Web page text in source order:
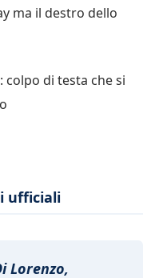
ma il destro dello
colpo di testa che si
ufficiali
Lorenzo,